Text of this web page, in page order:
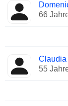
66
Claudia
55